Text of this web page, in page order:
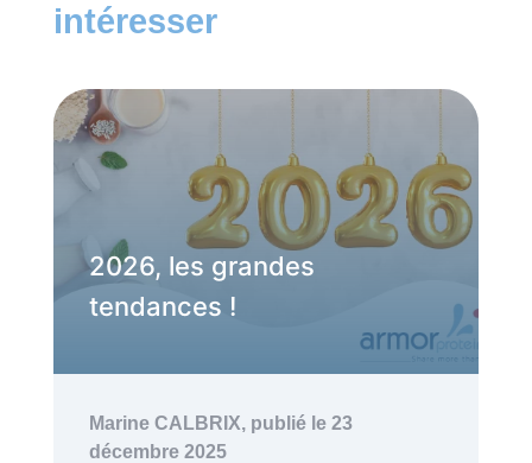
intéresser
2026, les grandes
tendances !
Marine CALBRIX, publié le 23
décembre 2025